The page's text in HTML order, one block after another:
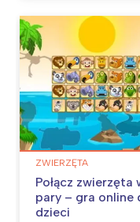
ZWIERZĘTA
Połącz zwierzęta
pary – gra online
dzieci